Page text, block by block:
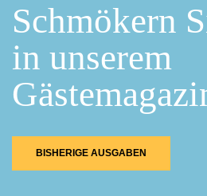
Schmökern
in unserem
BISHERIGE AUSGABEN